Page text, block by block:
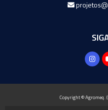
Copyright ©